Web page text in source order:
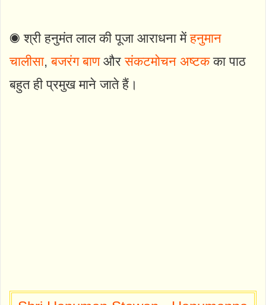
◉ श्री हनुमंत लाल की पूजा आराधना मेंहनुमान
चालीसा,बजरंग बाणऔरसंकटमोचन अष्टकका पाठ
बहुत ही प्रमुख माने जाते हैं।